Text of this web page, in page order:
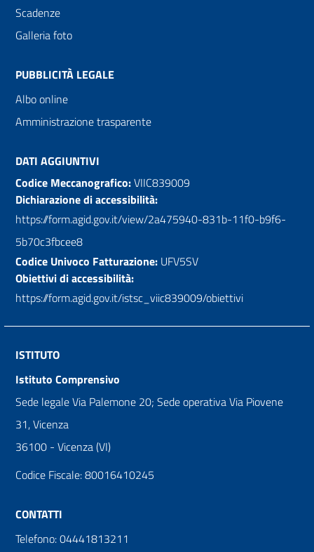
Scadenze
Galleria foto
PUBBLICITÀ LEGALE
Albo online
Amministrazione trasparente
DATI AGGIUNTIVI
Codice Meccanografico:VIIC839009
Dichiarazione di accessibilità:
https://form.agid.gov.it/view/2a475940-831b-11f0-b9f6-
5b70c3fbcee8
Codice Univoco Fatturazione: UFV5SV
Obiettivi di accessibilità:
https://form.agid.gov.it/istsc_viic839009/obiettivi
ISTITUTO
Istituto Comprensivo
Sede legale Via Palemone 20; Sede operativa Via Piovene
31, Vicenza
36100 - Vicenza (VI)
Codice Fiscale: 80016410245
CONTATTI
Telefono: 04441813211